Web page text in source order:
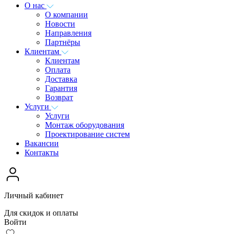
О нас
О компании
Новости
Направления
Партнёры
Клиентам
Клиентам
Оплата
Доставка
Гарантия
Возврат
Услуги
Услуги
Монтаж оборудования
Проектирование систем
Вакансии
Контакты
Личный кабинет
Для скидок и оплаты
Войти